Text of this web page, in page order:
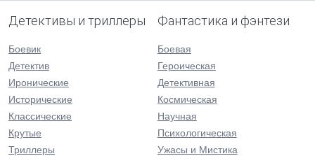
Детективы и триллеры
Боевик
Детектив
Иронические
Исторические
Классические
Крутые
Триллеры
Фантастика и фэнтези
Боевая
Героическая
Детективная
Космическая
Научная
Психологическая
Ужасы и Мистика